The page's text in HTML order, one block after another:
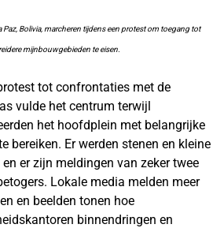
Paz, Bolivia, marcheren tijdens een protest om toegang tot
mijnbouwgebieden te eisen.
tot confrontaties met de
vulde het centrum terwijl
het hoofdplein met belangrijke
bereiken. Er werden stenen en kleine
er zijn meldingen van zeker twee
Lokale media melden meer
en beelden tonen hoe
binnendringen en